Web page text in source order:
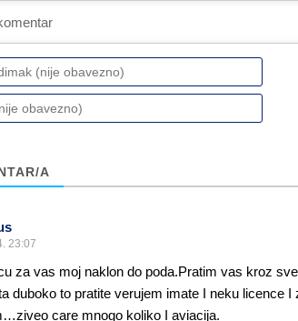
Ime
ili
Email
(nije
A
23:07
za vas moj naklon do poda.Pratim vas kroz
duboko to pratite verujem imate I neku licence
care mnogo koliko I aviacija.